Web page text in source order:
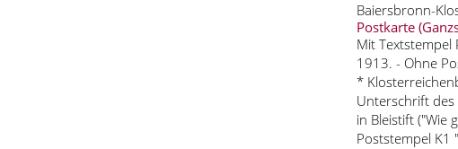
Baiersbronn-
Postkarte
Mit Textstempel
1913. - Ohne
*
Unterschrift
in Bleistift ("Wie
Poststempel K1